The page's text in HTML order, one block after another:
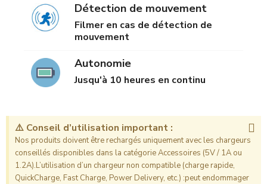
Détection de mouvement
Filmer en cas de détection de
mouvement
Autonomie
Jusqu'à 10 heures en continu
⚠️ Conseil d’utilisation important :
Nos produits doivent être rechargés uniquement avec les chargeurs
conseillés disponibles dans la catégorie Accessoires (5V / 1A ou
1.2A).L’utilisation d’un chargeur non compatible (charge rapide,
QuickCharge, Fast Charge, Power Delivery, etc.) :peut endommager